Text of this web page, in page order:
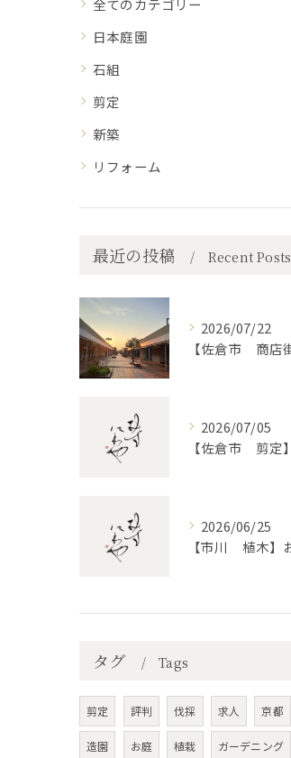
全てのカテゴリー
日本庭園
石組
剪定
新築
リフォーム
最近の投稿 Recent Posts
2026/07/22
2026/07/05
2026/06/25
タグ Tags
剪定 評判 伐採 求人 京都
造園 お庭 植栽 ガーデニング